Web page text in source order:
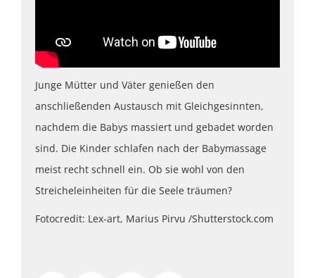
Junge Mütter und Väter genießen den
anschließenden Austausch mit Gleichgesinnten,
nachdem die Babys massiert und gebadet worden
sind. Die Kinder schlafen nach der Babymassage
meist recht schnell ein. Ob sie wohl von den
Streicheleinheiten für die Seele träumen?
Fotocredit: Lex-art, Marius Pirvu /Shutterstock.com